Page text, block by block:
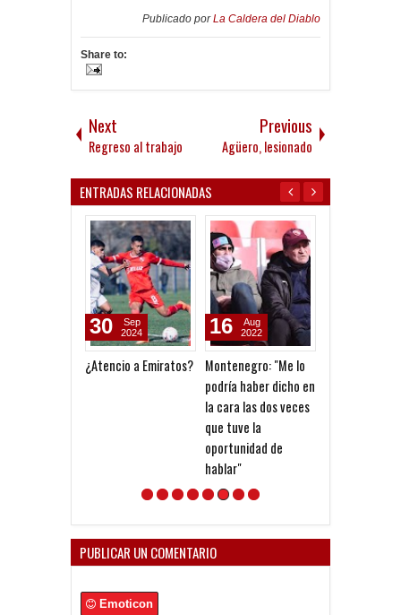
Publicado porLa Caldera del Diablo
Share to:
Next
Regreso al trabajo
Previous
Agüero, lesionado
ENTRADAS RELACIONADAS
¿Atencio a Emiratos?
30
Sep
2024
Montenegro: "Me lo
podría haber dicho en
la cara las dos veces
que tuve la
oportunidad de
hablar"
16
Aug
2022
PUBLICAR UN COMENTARIO
Emoticon